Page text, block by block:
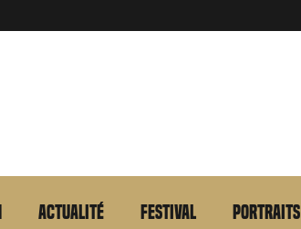
Actualité Festival Portraits